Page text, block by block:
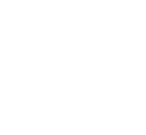
gorgées d'eau. Aussi celle-